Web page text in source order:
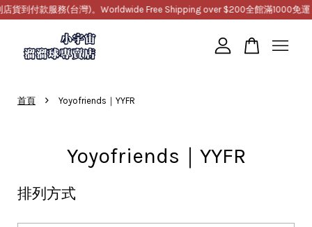
付款服務(台灣)。Worldwide Free Shipping over $200全館滿1000免運，
首頁 › Yoyofriends｜YYFR
Yoyofriends｜YYFR
排列方式